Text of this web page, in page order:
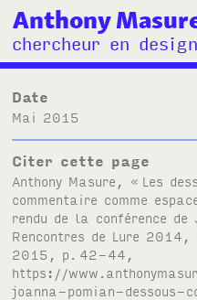
Anthony
chercheur en design
Date
mai 2015
Citer cette page
Anthony Masure, « Les
commentaire comme
rendu de la conférence de
Rencontres de Lure
2015, p. 42-44,
https://
joanna-pomian-dessous-